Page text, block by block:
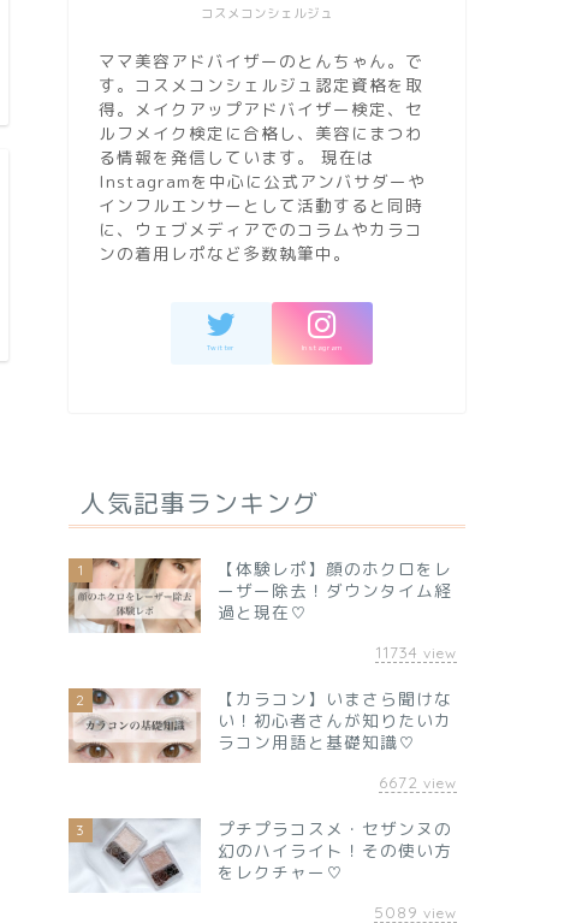
コスメコンシェルジュ
ママ美容アドバイザーのとんちゃん。で
す。コスメコンシェルジュ認定資格を取
得。メイクアップアドバイザー検定、セ
ルフメイク検定に合格し、美容にまつわ
る情報を発信しています。 現在は
Instagramを中心に公式アンバサダーや
インフルエンサーとして活動すると同時
に、ウェブメディアでのコラムやカラコ
ンの着用レポなど多数執筆中。
人気記事ランキング
1
【体験レポ】顔のホクロをレ
ーザー除去！ダウンタイム経
過と現在♡
11734 view
2
【カラコン】いまさら聞けな
い！初心者さんが知りたいカ
ラコン用語と基礎知識♡
6672 view
3
プチプラコスメ・セザンヌの
幻のハイライト！その使い方
をレクチャー♡
5089 view